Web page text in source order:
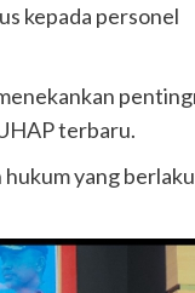
kepada personel
terbaru.
yang berlaku